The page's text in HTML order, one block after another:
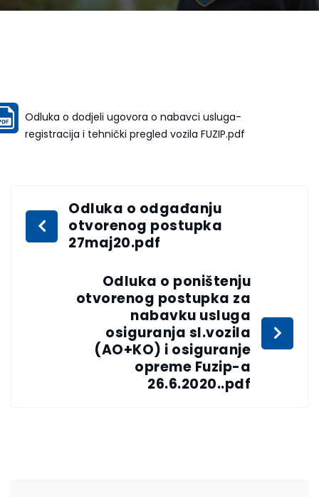
Odluka o dodjeli ugovora o nabavci usluga-
registracija i tehnički pregled vozila FUZIP.pdf
Odluka o odgađanju
otvorenog postupka
27maj20.pdf
Odluka o poništenju
otvorenog postupka za
nabavku usluga
osiguranja sl.vozila
(AO+KO) i osiguranje
opreme Fuzip-a
26.6.2020..pdf